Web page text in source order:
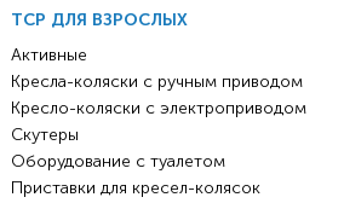
ТСР ДЛЯ ВЗРОСЛЫХ
Активные
Кресла-коляски с ручным приводом
Кресло-коляски с электроприводом
Скутеры
Оборудование с туалетом
Приставки для кресел-колясок